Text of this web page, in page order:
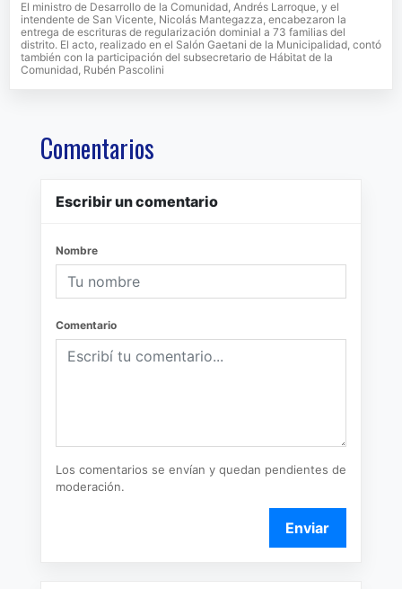
El ministro de Desarrollo de la Comunidad, Andrés Larroque, y el
intendente de San Vicente, Nicolás Mantegazza, encabezaron la
entrega de escrituras de regularización dominial a 73 familias del
distrito. El acto, realizado en el Salón Gaetani de la Municipalidad, contó
también con la participación del subsecretario de Hábitat de la
Comunidad, Rubén Pascolini
Comentarios
Escribir un comentario
Nombre
Comentario
Los comentarios se envían y quedan pendientes de
moderación.
Enviar